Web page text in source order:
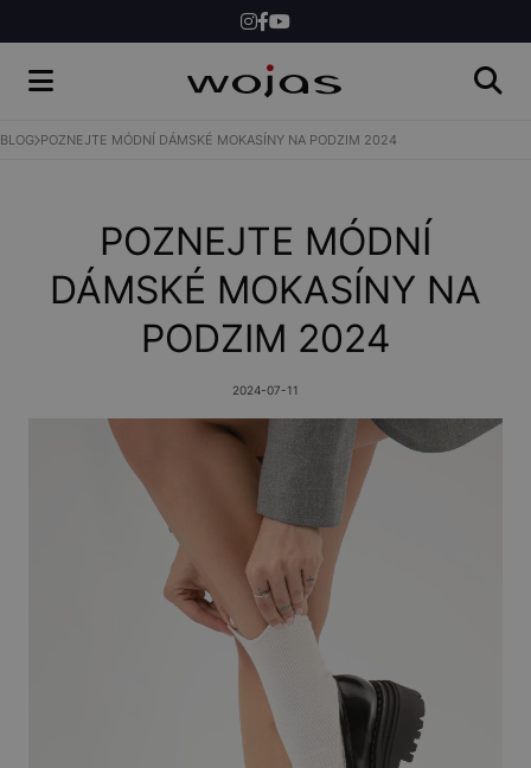
BLOG POZNEJTE MÓDNÍ DÁMSKÉ MOKASÍNY NA PODZIM 2024
POZNEJTE MÓDNÍ
DÁMSKÉ MOKASÍNY NA
PODZIM 2024
2024-07-11